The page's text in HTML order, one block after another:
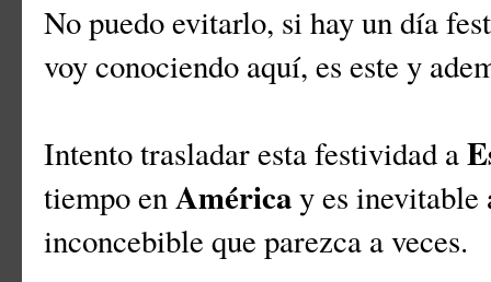
No puedo evitarlo, si hay un día
voy conociendo aquí, es este y
Intento trasladar esta festividad a
tiempo enAméricay es inevitable
inconcebible que parezca a veces.